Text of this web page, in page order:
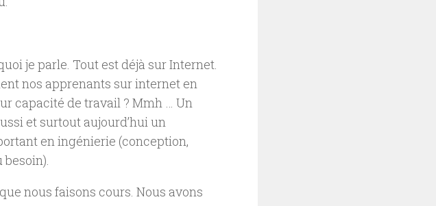
je parle. Tout est déjà sur Internet.
nos apprenants sur internet en
capacité de travail ? Mmh … Un
et surtout aujourd’hui un
en ingénierie (conception,
besoin).
nous faisons cours. Nous avons